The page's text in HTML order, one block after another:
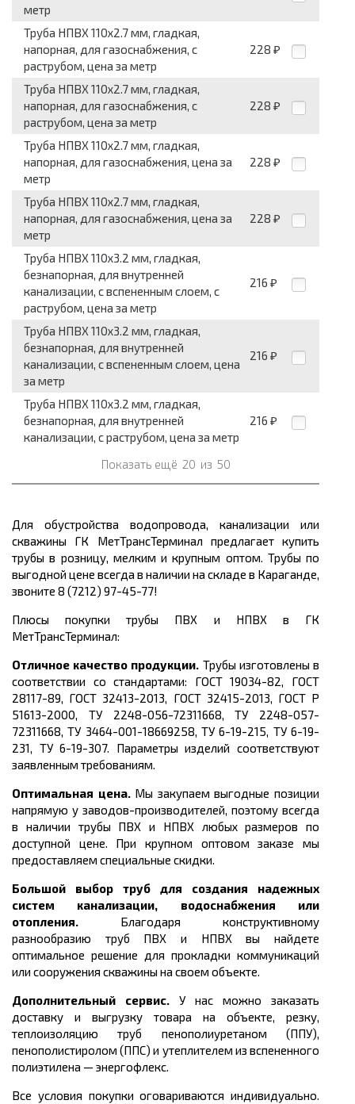
метр
Труба НПВХ 110x2.7 мм, гладкая,
напорная, для газоснабжения, с
раструбом, цена за метр
228 ₽
Труба НПВХ 110x2.7 мм, гладкая,
напорная, для газоснабжения, с
раструбом, цена за метр
228 ₽
Труба НПВХ 110x2.7 мм, гладкая,
напорная, для газоснабжения, цена за
метр
228 ₽
Труба НПВХ 110x2.7 мм, гладкая,
напорная, для газоснабжения, цена за
метр
228 ₽
Труба НПВХ 110x3.2 мм, гладкая,
безнапорная, для внутренней
канализации, с вспененным слоем, с
раструбом, цена за метр
216 ₽
Труба НПВХ 110x3.2 мм, гладкая,
безнапорная, для внутренней
канализации, с вспененным слоем, цена
за метр
216 ₽
Труба НПВХ 110x3.2 мм, гладкая,
безнапорная, для внутренней
канализации, с раструбом, цена за метр
216 ₽
Показать ещё 20 из 50
Для обустройства водопровода, канализации или
скважины ГК МетТрансТерминал предлагает купить
трубы в розницу, мелким и крупным оптом. Трубы по
выгодной цене всегда в наличии на складе в Караганде,
звоните 8 (7212) 97-45-77!
Плюсы покупки трубы ПВХ и НПВХ в ГК
МетТрансТерминал:
Отличное качество продукции. Трубы изготовлены в
соответствии со стандартами: ГОСТ 19034-82, ГОСТ
28117-89, ГОСТ 32413-2013, ГОСТ 32415-2013, ГОСТ Р
51613-2000, ТУ 2248-056-72311668, ТУ 2248-057-
72311668, ТУ 3464-001-18669258, ТУ 6-19-215, ТУ 6-19-
231, ТУ 6-19-307. Параметры изделий соответствуют
заявленным требованиям.
Оптимальная цена.Мы закупаем выгодные позиции
напрямую у заводов-производителей, поэтому всегда
в наличии трубы ПВХ и НПВХ любых размеров по
доступной цене. При крупном оптовом заказе мы
предоставляем специальные скидки.
Большой выбор труб для создания надежных
систем канализации, водоснабжения или
отопления. Благодаря конструктивному
разнообразию труб ПВХ и НПВХ вы найдете
оптимальное решение для прокладки коммуникаций
или сооружения скважины на своем объекте.
Дополнительный сервис. У нас можно заказать
доставку и выгрузку товара на объекте, резку,
теплоизоляцию труб пенополиуретаном (ППУ),
пенополистиролом (ППС) и утеплителем из вспененного
полиэтилена — энергофлекс.
Все условия покупки оговариваются индивидуально.